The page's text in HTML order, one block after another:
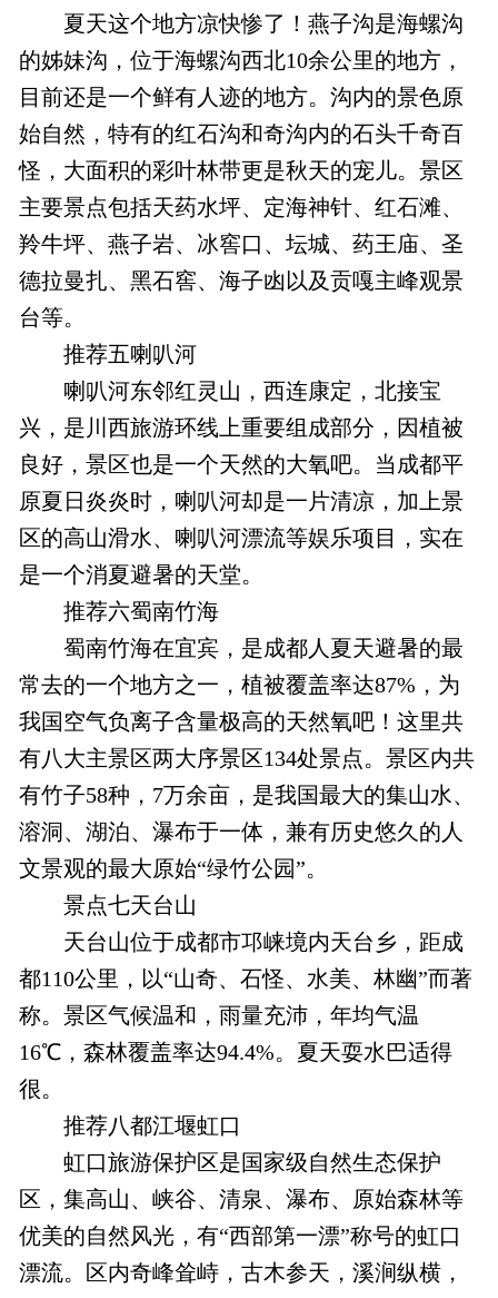
夏天这个地方凉快惨了！燕子沟是海螺沟
的姊妹沟，位于海螺沟西北10余公里的地方，
目前还是一个鲜有人迹的地方。沟内的景色原
始自然，特有的红石沟和奇沟内的石头千奇百
怪，大面积的彩叶林带更是秋天的宠儿。景区
主要景点包括天药水坪、定海神针、红石滩、
羚牛坪、燕子岩、冰窖口、坛城、药王庙、圣
德拉曼扎、黑石窖、海子凼以及贡嘎主峰观景
台等。
推荐五喇叭河
喇叭河东邻红灵山，西连康定，北接宝
兴，是川西旅游环线上重要组成部分，因植被
良好，景区也是一个天然的大氧吧。当成都平
原夏日炎炎时，喇叭河却是一片清凉，加上景
区的高山滑水、喇叭河漂流等娱乐项目，实在
是一个消夏避暑的天堂。
推荐六蜀南竹海
蜀南竹海在宜宾，是成都人夏天避暑的最
常去的一个地方之一，植被覆盖率达87%，为
我国空气负离子含量极高的天然氧吧！这里共
有八大主景区两大序景区134处景点。景区内共
有竹子58种，7万余亩，是我国最大的集山水、
溶洞、湖泊、瀑布于一体，兼有历史悠久的人
文景观的最大原始“绿竹公园”。
景点七天台山
天台山位于成都市邛崃境内天台乡，距成
都110公里，以“山奇、石怪、水美、林幽”而著
称。景区气候温和，雨量充沛，年均气温
16℃，森林覆盖率达94.4%。夏天耍水巴适得
很。
推荐八都江堰虹口
虹口旅游保护区是国家级自然生态保护
区，集高山、峡谷、清泉、瀑布、原始森林等
优美的自然风光，有“西部第一漂”称号的虹口
漂流。区内奇峰耸峙，古木参天，溪涧纵横，